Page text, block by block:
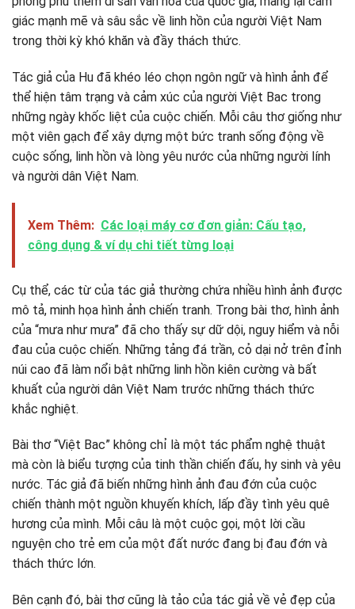
giác mạnh mẽ và sâu sắc về linh hồn của người Việt Nam
trong thời kỳ khó khăn và đầy thách thức.
Tác giả của Hu đã khéo léo chọn ngôn ngữ và hình ảnh để
thể hiện tâm trạng và cảm xúc của người Việt Bac trong
những ngày khốc liệt của cuộc chiến. Mỗi câu thơ giống như
một viên gạch để xây dựng một bức tranh sống động về
cuộc sống, linh hồn và lòng yêu nước của những người lính
và người dân Việt Nam.
Xem Thêm: Các loại máy cơ đơn giản: Cấu tạo,
công dụng & ví dụ chi tiết từng loại
Cụ thể, các từ của tác giả thường chứa nhiều hình ảnh được
mô tả, minh họa hình ảnh chiến tranh. Trong bài thơ, hình ảnh
của “mưa như mưa” đã cho thấy sự dữ dội, nguy hiểm và nỗi
đau của cuộc chiến. Những tảng đá trần, cỏ dại nở trên đỉnh
núi cao đã làm nổi bật những linh hồn kiên cường và bất
khuất của người dân Việt Nam trước những thách thức
khắc nghiệt.
Bài thơ “Việt Bac” không chỉ là một tác phẩm nghệ thuật
mà còn là biểu tượng của tinh thần chiến đấu, hy sinh và yêu
nước. Tác giả đã biến những hình ảnh đau đớn của cuộc
chiến thành một nguồn khuyến khích, lấp đầy tình yêu quê
hương của mình. Mỗi câu là một cuộc gọi, một lời cầu
nguyện cho trẻ em của một đất nước đang bị đau đớn và
thách thức lớn.
Bên cạnh đó, bài thơ cũng là tảo của tác giả về vẻ đẹp của